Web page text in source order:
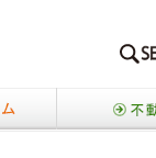
リフォーム